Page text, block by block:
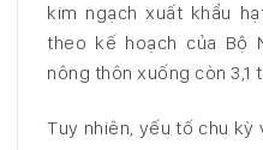
kim ngạch xuất khẩu
theo kế hoạch của Bộ
nông thôn xuống còn 3,1
Tuy nhiên, yếu tố chu kỳ